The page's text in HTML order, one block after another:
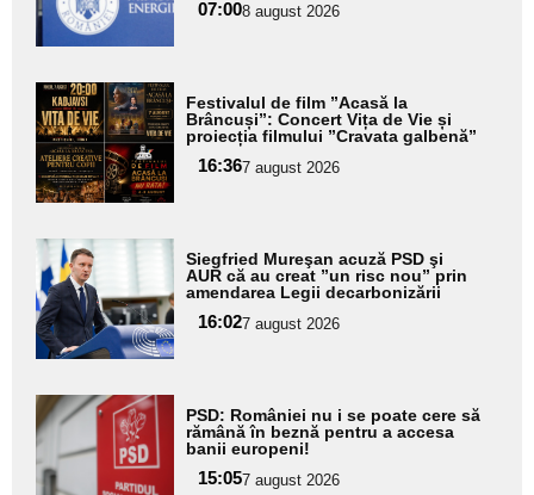
07:008 august 2026
Adaugă
aici textul
pentru
subtitlu
Festivalul de film ”Acasă la
Brâncuși”: Concert Vița de Vie și
proiecția filmului ”Cravata galbenă”
16:367 august 2026
Adaugă
aici textul
pentru
subtitlu
Siegfried Mureşan acuză PSD şi
AUR că au creat ”un risc nou” prin
amendarea Legii decarbonizării
16:027 august 2026
Adaugă
aici textul
pentru
PSD: României nu i se poate cere să
rămână în beznă pentru a accesa
banii europeni!
15:057 august 2026